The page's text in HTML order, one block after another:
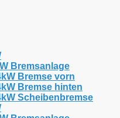
Bremsanlage
Bremse vorn
Bremse hinten
Scheibenbremse